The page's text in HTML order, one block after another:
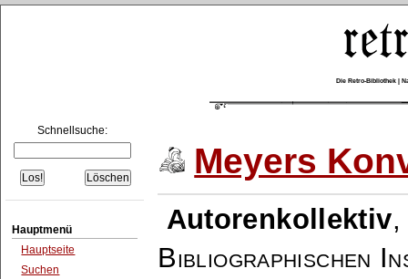
Die Retro-Bibliothek |
Schnellsuche:
Hauptmenü
Hauptseite
Suchen
Meyers
Autorenkollektiv
Bibliographischen